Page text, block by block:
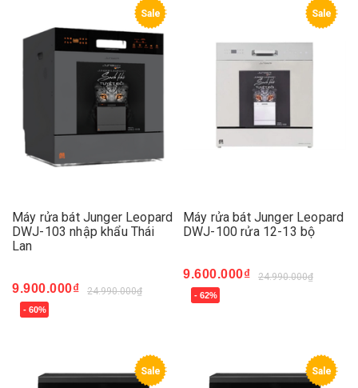
Sale
Máy rửa bát Junger Leopard
DWJ-103 nhập khẩu Thái
Lan
9.900.000₫ 24.990.000₫
- 60%
Sale
Máy rửa bát Junger Leopard
DWJ-100 rửa 12-13 bộ
9.600.000₫ 24.990.000₫
- 62%
Sale Sale